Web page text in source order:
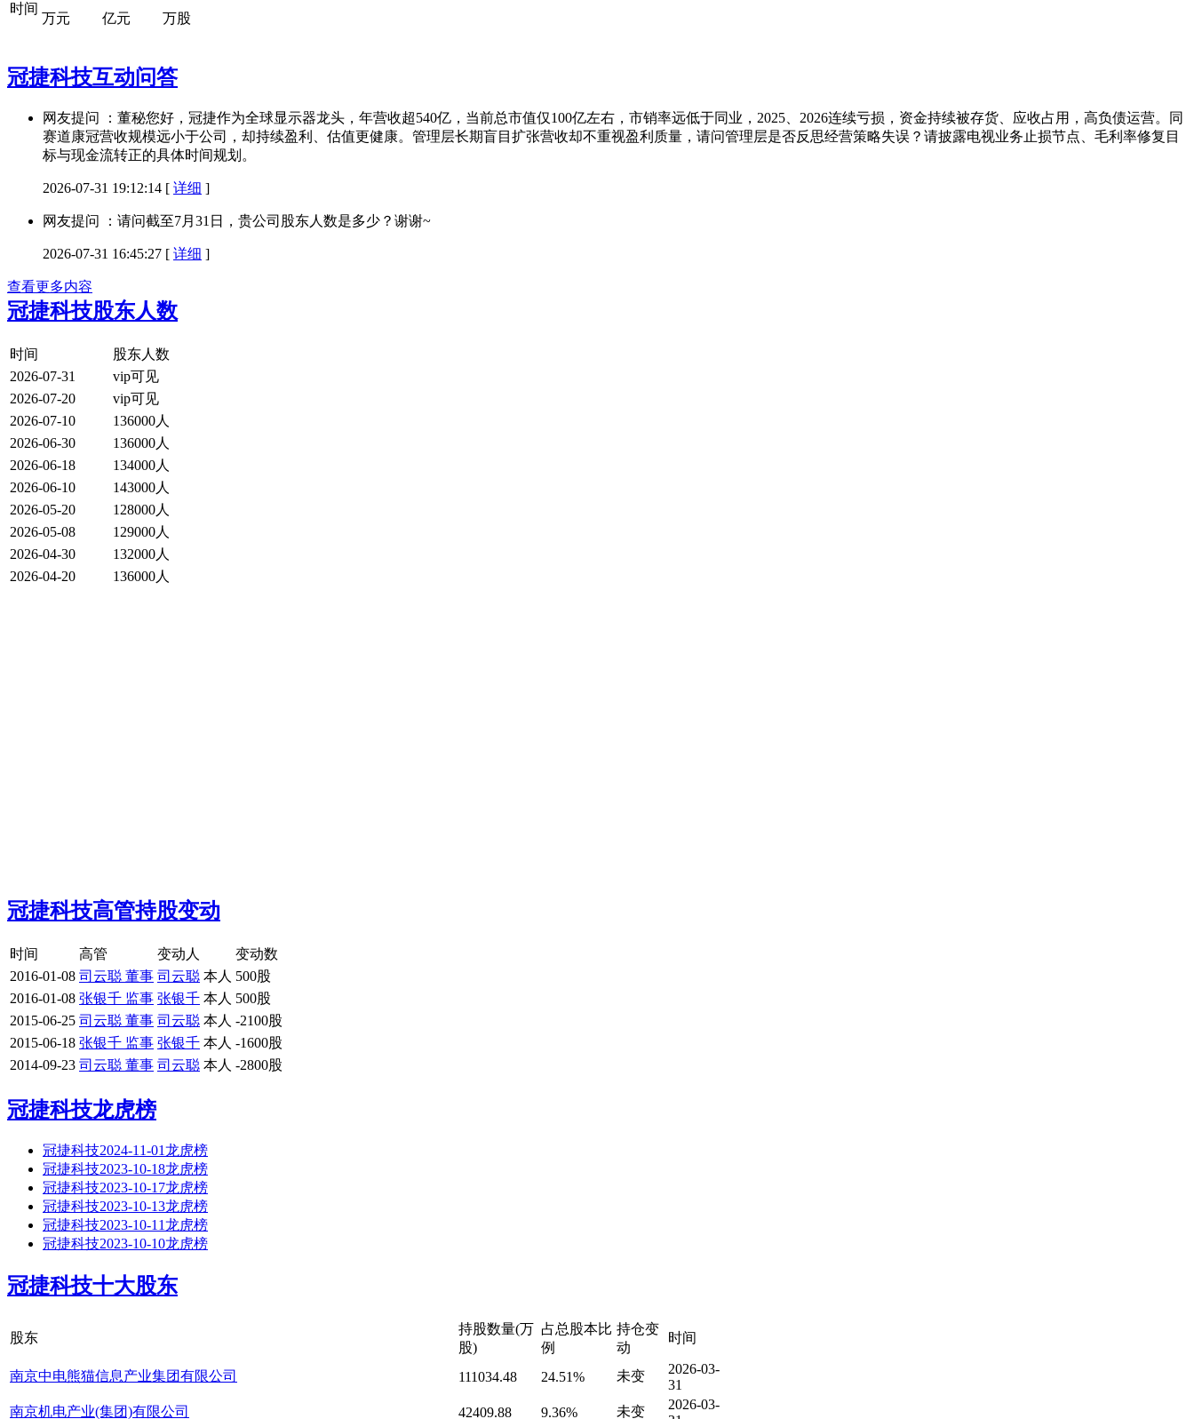
时间
万元 亿元 万股
冠捷科技互动问答
网友提问 ：董秘您好，冠捷作为全球显示器龙头，年营收超540亿，当前总市值仅100亿左右，市销率远低于同业，2025、2026连续亏损，资金持续被存货、应收占用，高负债运营。同
赛道康冠营收规模远小于公司，却持续盈利、估值更健康。管理层长期盲目扩张营收却不重视盈利质量，请问管理层是否反思经营策略失误？请披露电视业务止损节点、毛利率修复目
标与现金流转正的具体时间规划。
2026-07-31 19:12:14 [ 详细 ]
网友提问 ：请问截至7月31日，贵公司股东人数是多少？谢谢~
2026-07-31 16:45:27 [ 详细 ]
查看更多内容
冠捷科技股东人数
时间
股东人数
2026-07-31
vip可见
2026-07-20
vip可见
2026-07-10
136000人
2026-06-30
136000人
2026-06-18
134000人
2026-06-10
143000人
2026-05-20
128000人
2026-05-08
129000人
2026-04-30
132000人
2026-04-20
136000人
冠捷科技高管持股变动
时间 高管 变动人
变动数
2016-01-08 司云聪 董事 司云聪 本人 500股
2016-01-08 张银千 监事 张银千 本人 500股
2015-06-25 司云聪 董事 司云聪 本人 -2100股
2015-06-18 张银千 监事 张银千 本人 -1600股
2014-09-23 司云聪 董事 司云聪 本人 -2800股
冠捷科技龙虎榜
冠捷科技2024-11-01龙虎榜
冠捷科技2023-10-18龙虎榜
冠捷科技2023-10-17龙虎榜
冠捷科技2023-10-13龙虎榜
冠捷科技2023-10-11龙虎榜
冠捷科技2023-10-10龙虎榜
冠捷科技十大股东
股东
持股数量(万
股)
占总股本比
例
持仓变
动
时间
南京中电熊猫信息产业集团有限公司 111034.48 24.51% 未变
2026-03-
31
南京机电产业(集团)有限公司
42409.88 9.36% 未变
2026-03-